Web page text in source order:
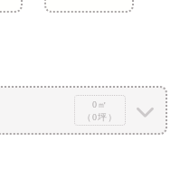
0㎡
（0坪）